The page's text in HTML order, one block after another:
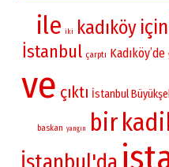
ile iki kadıköy için
İstanbul çarptı Kadıköy’de
ve çıktı İstanbul
baskan yangın bir
İstanbul'da